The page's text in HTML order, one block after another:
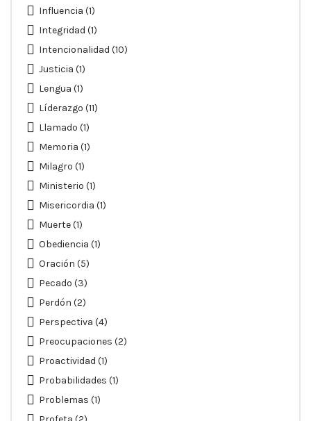
Influencia (1)
Integridad (1)
Intencionalidad (10)
Justicia (1)
Lengua (1)
Líderazgo (11)
Llamado (1)
Memoria (1)
Milagro (1)
Ministerio (1)
Misericordia (1)
Muerte(1)
Obediencia (1)
Oración (5)
Pecado (3)
Perdón (2)
Perspectiva (4)
Preocupaciones (2)
Proactividad (1)
Probabilidades (1)
Problemas (1)